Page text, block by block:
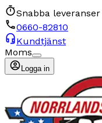
Snabba leveranser
0660-82810
Kundtjänst
Moms
Logga in